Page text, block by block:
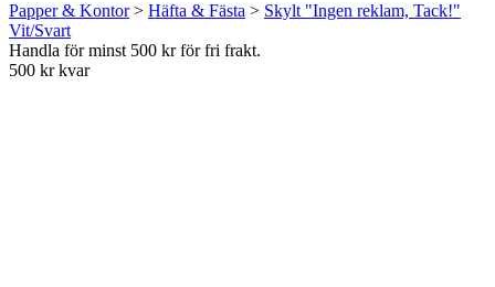
Papper & Kontor> Häfta & Fästa > Skylt "Ingen reklam, Tack!"
Vit/Svart
Handla för minst 500 kr för fri frakt.
500 kr kvar